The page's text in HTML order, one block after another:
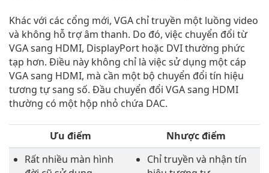
Khác với các cổng mới, VGA chỉ truyền một luồng video
và không hỗ trợ âm thanh. Do đó, việc chuyển đổi từ
VGA sang HDMI, DisplayPort hoặc DVI thường phức
tạp hơn. Điều này không chỉ là việc sử dụng một cáp
VGA sang HDMI, mà cần một bộ chuyển đổi tín hiệu
tương tự sang số. Đầu chuyển đổi VGA sang HDMI
thường có một hộp nhỏ chứa DAC.
Ưu điểm
Nhược điểm
Rất nhiều màn hình
Chỉ truyền và nhận tín